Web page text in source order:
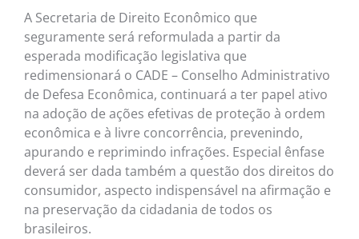
A Secretaria de Direito Econômico que
seguramente será reformulada a partir da
esperada modificação legislativa que
redimensionará o CADE – Conselho Administrativo
de Defesa Econômica, continuará a ter papel ativo
na adoção de ações efetivas de proteção à ordem
econômica e à livre concorrência, prevenindo,
apurando e reprimindo infrações. Especial ênfase
deverá ser dada também a questão dos direitos do
consumidor, aspecto indispensável na afirmação e
na preservação da cidadania de todos os
brasileiros.